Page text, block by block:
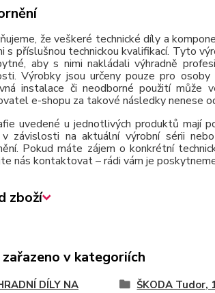
že veškeré technické díly a
s příslušnou technickou kvalifikací. Tyto
aby s nimi nakládali výhradně
Výrobky jsou určeny pouze pro
instalace či neodborné použití může
e-shopu za takové následky nenese
uvedené u jednotlivých produktů mají
v závislosti na aktuální výrobní sérii
Pokud máte zájem o konkrétní
nás kontaktovat – rádi vám je
zboží
v kategoriích
DÍLY NA
ŠKODA Tudor,